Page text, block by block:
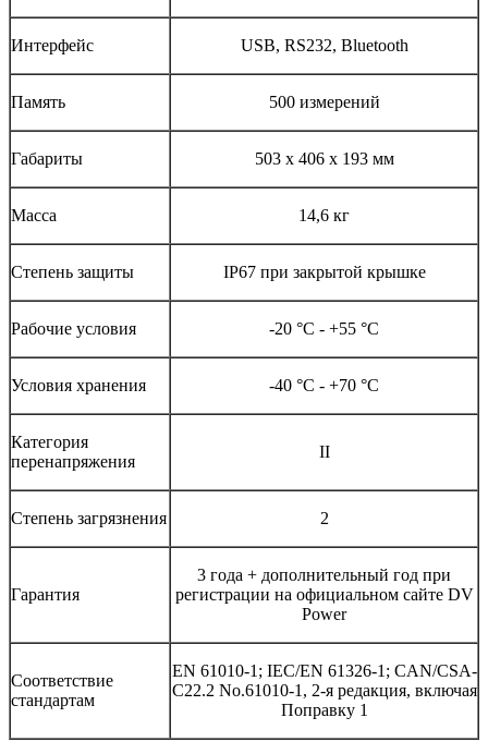
Интерфейс USB, RS232, Bluetooth
Память 500 измерений
Габариты 503 х 406 х 193 мм
Масса 14,6 кг
Степень защиты IP67 при закрытой крышке
Рабочие условия -20 °С - +55 °С
Условия хранения -40 °С - +70 °С
Категория
перенапряжения
II
Степень загрязнения 2
Гарантия
3 года + дополнительный год при
регистрации на официальном сайте DV
Power
Соответствие
стандартам
EN 61010-1; IEC/EN 61326-1; CAN/CSA-
C22.2 No.61010-1, 2-я редакция, включая
Поправку 1